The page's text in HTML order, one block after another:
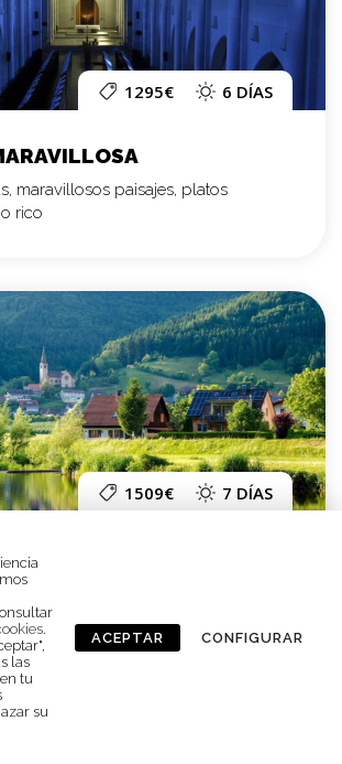
1295€ 6 DÍAS
maravillosos paisajes, platos
rico
1509€ 7 DÍAS
LA SELVA NEGRA Y ALSACIA
más bellas y mágicas
.
las
tu
su
ACEPTAR CONFIGURAR